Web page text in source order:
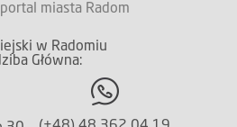
miasta Radom
w Radomiu
Główna: